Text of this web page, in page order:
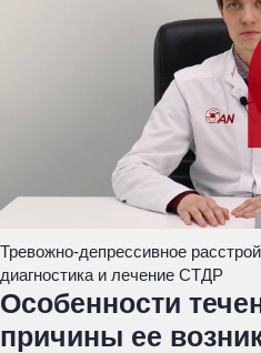
Тревожно-депрессивное
диагностика и лечение СТДР
Особенности
причины ее